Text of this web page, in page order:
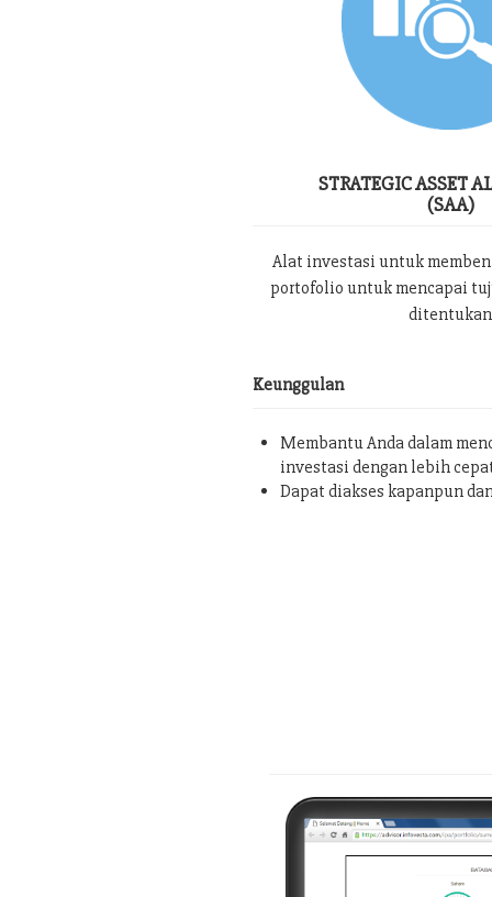
STRATEGIC ASSET
(SAA)
Alat investasi untuk
portofolio untuk mencapai
ditentukan
Keunggulan
Membantu Anda dalam
investasi dengan lebih
Dapat diakses kapanpun